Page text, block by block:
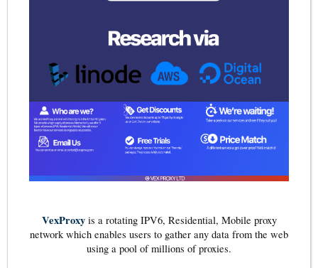
VexProxyis a rotating IPV6, Residential, Mobile proxy
network which enables users to gather any data from the web
using a pool of millions of proxies.